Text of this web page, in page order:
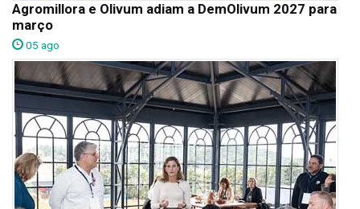
Agromillora e Olivum adiam a DemOlivum 2027 para
março
05 ago